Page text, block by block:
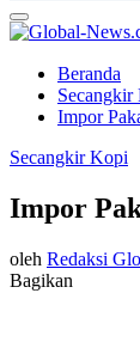
Primary
Menu
Beranda
Secangkir
Impor
Secangkir Kopi
Impor
oleh Redaksi
Bagikan